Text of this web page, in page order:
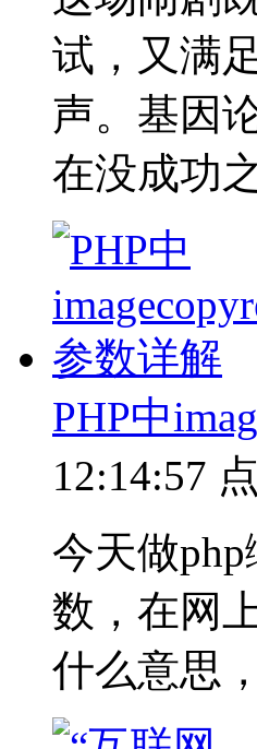
试，又满
声。基因
在没成功
PHP中
12:14:57
今天做php
数，在网
什么意思